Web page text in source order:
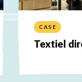
CASE
Textiel